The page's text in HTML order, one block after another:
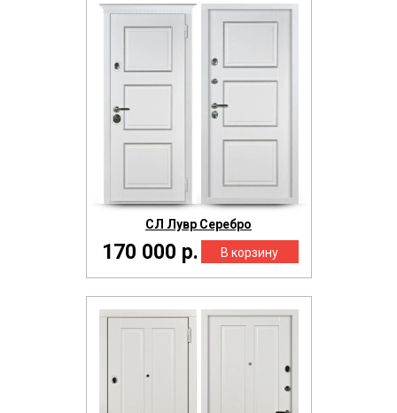
СЛ Лувр Серебро
170 000 р.